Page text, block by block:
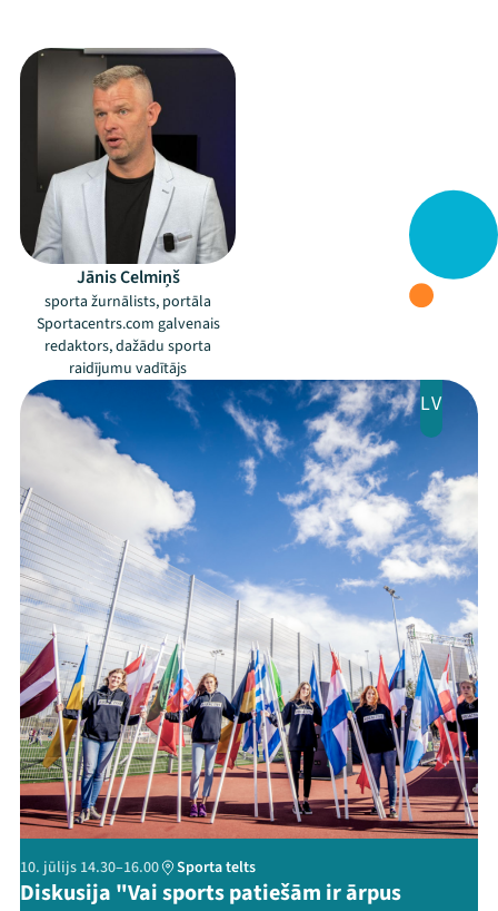
Programma
Viņi bija LAMPĀ 2026
Jaunumi
Veikals
Kontakti
ThreadsFacebookYoutube
X Instagram
Flick TikTok
Jānis Celmiņš
sporta žurnālists, portāla
Sportacentrs.com galvenais
redaktors, dažādu sporta
raidījumu vadītājs
LV
10. jūlijs 14.30–16.00 Sporta telts
Diskusija "Vai sports patiešām ir ārpus